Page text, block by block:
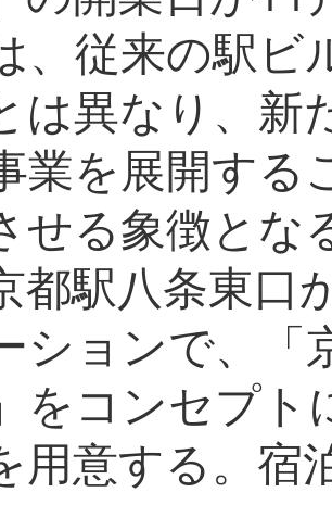
、従来の駅ビ
は異なり、新
業を展開する
せる象徴とな
都駅八条東口
ションで、「
をコンセプト
用意する。宿